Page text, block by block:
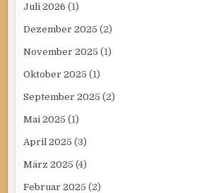
Juli 2026 (1)
Dezember 2025 (2)
November 2025 (1)
Oktober 2025 (1)
September 2025 (2)
Mai 2025 (1)
April 2025 (3)
März 2025 (4)
Februar 2025 (2)